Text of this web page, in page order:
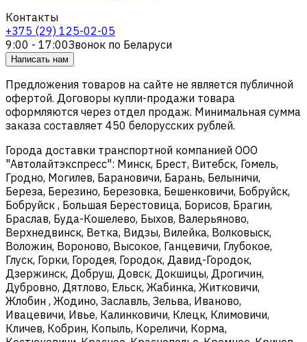
Контакты
+375 (29) 125-02-05
9:00 - 17:00Звонок по Беларуси
Написать нам
Предложения товаров на сайте не является публичной
офертой. Договоры купли-продажи товара
оформляются через отдел продаж. Минимальная сумма
заказа составляет 450 белорусских рублей.
Города доставки транспортной компанией ООО
"Автолайтэкспресс": Минск, Брест, Витебск, Гомель,
Гродно, Могилев, Барановичи, Барань, Белыничи,
Береза, Березино, Березовка, Бешенковичи, Бобруйск,
Бобруйск , Большая Берестовица, Борисов, Брагин,
Браслав, Буда-Кошелево, Быхов, Валерьяново,
Верхнедвинск, Ветка, Видзы, Вилейка, Волковыск,
Воложин, Вороново, Высокое, Ганцевичи, Глубокое,
Глуск, Горки, Городея, Городок, Давид-Городок,
Дзержинск, Добруш, Довск, Докшицы, Дрогичин,
Дубровно, Дятлово, Ельск, Жабинка, Житковичи,
Жлобин , Жодино, Заславль, Зельва, Иваново,
Ивацевичи, Ивье, Калинковичи, Клецк, Климовичи,
Кличев, Кобрин, Копыль, Кореличи, Корма,